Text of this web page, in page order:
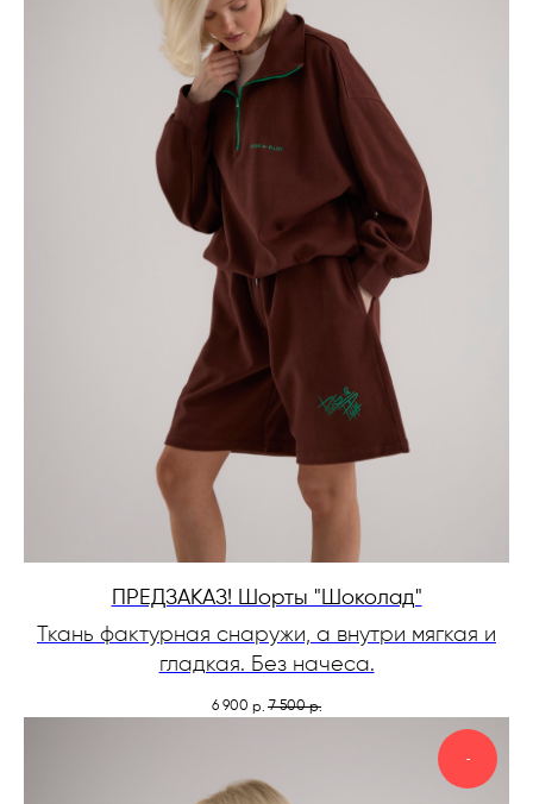
ПРЕДЗАКАЗ! Шорты "Шоколад"
Ткань фактурная снаружи, а внутри мягкая и
гладкая. Без начеса.
6 900 р. 7 500 р.
-